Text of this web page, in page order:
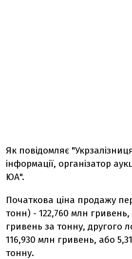
Як повідомляє
інформації, організатор
ЮА".
Початкова ціна продажу
тонн) - 122,760 млн гривень,
гривень за тонну, другого
116,930 млн гривень, або
тонну.